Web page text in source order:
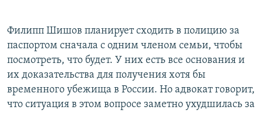
​Филипп Шишов планирует сходить в полицию за
паспортом сначала с одним членом семьи, чтобы
посмотреть, что будет. У них есть все основания и
их доказательства для получения хотя бы
временного убежища в России. Но адвокат говорит,
что ситуация в этом вопросе заметно ухудшилась за